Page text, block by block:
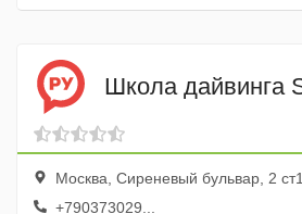
Школа дайвинга
Москва, Сиреневый бульвар, 2
+790373029...